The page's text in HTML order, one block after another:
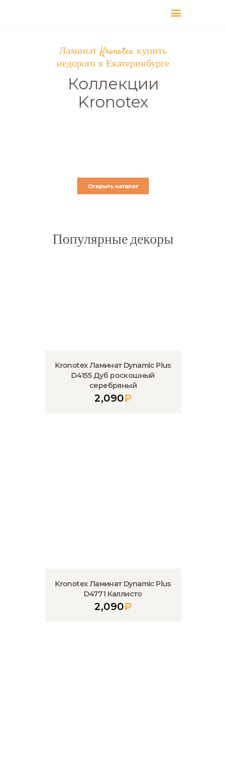
ДОСТАВКА
О БРЕНДЕ
ГДЕ КУПИТЬ
Ламинат Kronotex купить
недорого в Екатеринбурге
Коллекции
Kronotex
Открыть каталог
Популярные декоры
Kronotex Ламинат Dynamic Plus
D4155 Дуб роскошный
серебряный
2,090₽
Kronotex Ламинат Dynamic Plus
D4771 Каллисто
2,090₽